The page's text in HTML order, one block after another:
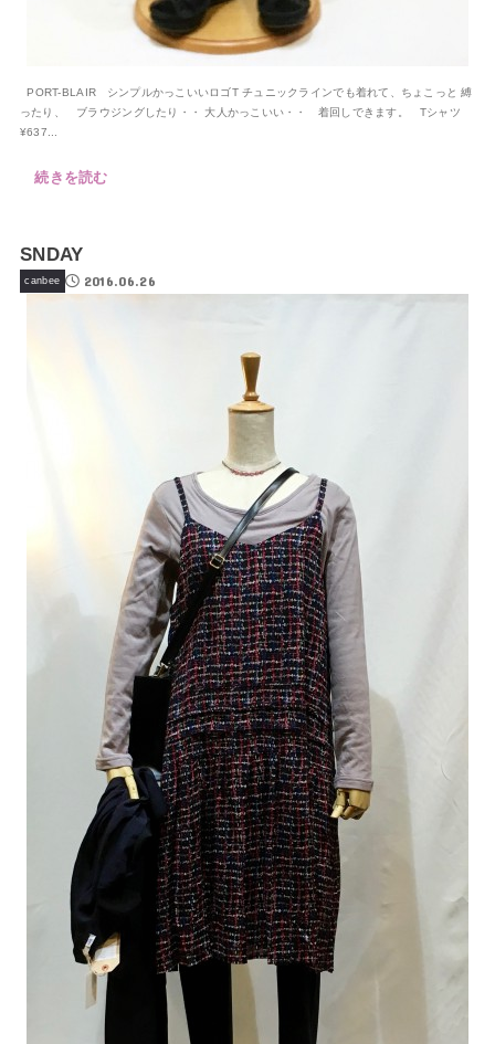
PORT-BLAIR シンプルかっこいいロゴT チュニックラインでも着れて、ちょこっと 縛
ったり、 ブラウジングしたり・・ 大人かっこいい・・ 着回しできます。 Tシャツ
¥637...
続きを読む
SNDAY
canbee 2016.06.26